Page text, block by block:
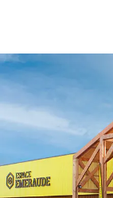
Ex : Robot
Panneau bois